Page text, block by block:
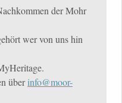
der Mohr
wer von uns hin
überinfo@moor-